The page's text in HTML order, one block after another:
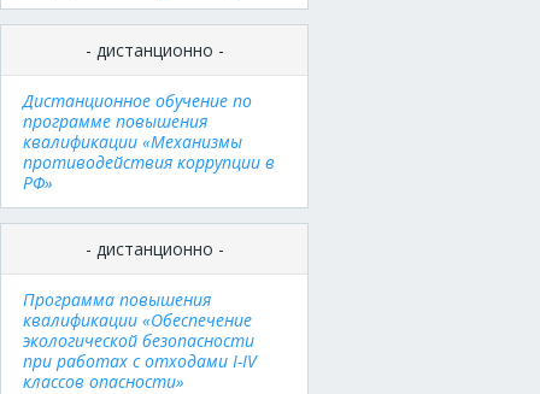
- дистанционно -
Дистанционное обучение по
программе повышения
квалификации «Механизмы
противодействия коррупции в
РФ»
- дистанционно -
Программа повышения
квалификации «Обеспечение
экологической безопасности
при работах с отходами I-IV
классов опасности»